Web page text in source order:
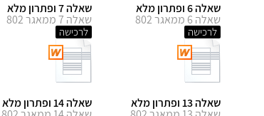
שאלה 6 ופתרון מלא
שאלה 6 ממאגר 802
לרכישה
שאלה 7 ופתרון מלא
שאלה 7 ממאגר 802
לרכישה
שאלה 13 ופתרון מלא שאלה 14 ופתרון מלא